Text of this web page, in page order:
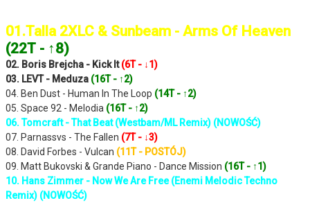
01.Talla 2XLC & Sunbeam - Arms Of Heaven
(22T - ↑8)
02. Boris Brejcha - Kick It(6T - ↓1)
03. LEVT - Meduza (16T - ↑2)
04. Ben Dust - Human In The Loop (14T - ↑2)
05. Space 92 - Melodia (16T - ↑2)
06. Tomcraft - That Beat (Westbam/ML Remix) (NOWOŚĆ)
07. Parnassvs - The Fallen (7T - ↓3)
08. David Forbes - Vulcan (11T - POSTÓJ)
09. Matt Bukovski & Grande Piano - Dance Mission (16T - ↑1)
10. Hans Zimmer - Now We Are Free (Enemi Melodic Techno
Remix) (NOWOŚĆ)